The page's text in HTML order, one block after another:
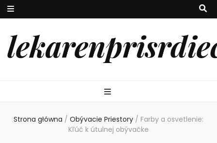
Strona główna / Obývacie Priestory / Farby a osvetlenie:
Kľúč k útulnej obývačke